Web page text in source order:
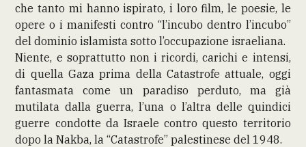
che tanto mi hanno ispirato, i loro film, le poesie, le
opere o i manifesti contro “l’incubo dentro l’incubo”
del dominio islamista sotto l’occupazione israeliana.
Niente, e soprattutto non i ricordi, carichi e intensi,
di quella Gaza prima della Catastrofe attuale, oggi
fantasmata come un paradiso perduto, ma già
mutilata dalla guerra, l’una o l’altra delle quindici
guerre condotte da Israele contro questo territorio
dopo la Nakba, la “Catastrofe” palestinese del 1948.